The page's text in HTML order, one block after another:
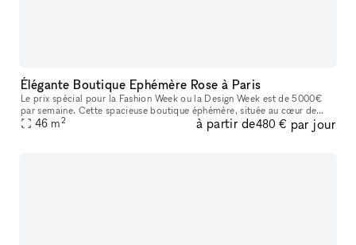
Élégante Boutique Ephémère Rose à Paris
Le prix spécial pour la Fashion Week ou la Design Week est de 5000€
par semaine. Cette spacieuse boutique éphémère, située au cœur de
Paris, est parfaite pour accueillir des showrooms temporaires ou
46 m2 à partir de480 € par jour